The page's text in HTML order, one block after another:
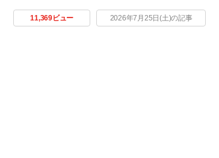
11,369ビュー 2026年7月25日(土)の記事